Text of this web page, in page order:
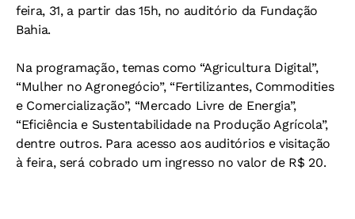
feira, 31, a partir das 15h, no auditório da Fundação
Bahia.
Na programação, temas como “Agricultura Digital”,
“Mulher no Agronegócio”, “Fertilizantes, Commodities
e Comercialização”, “Mercado Livre de Energia”,
“Eficiência e Sustentabilidade na Produção Agrícola”,
dentre outros. Para acesso aos auditórios e visitação
à feira, será cobrado um ingresso no valor de R$ 20.